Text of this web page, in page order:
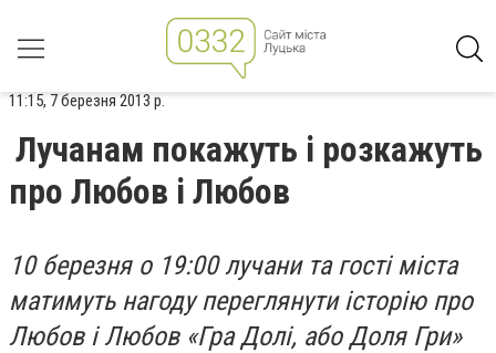
11:15, 7 березня 2013 р.
Лучанам покажуть і розкажуть
про Любов і Любов
10 березня о 19:00 лучани та гості міста
матимуть нагоду переглянути історію про
Любов і Любов «Гра Долі, або Доля Гри»